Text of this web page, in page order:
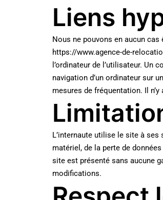
Liens
Nous ne pouvons en aucun
https://www.agence-de-
l’ordinateur de l’utilisateur.
navigation d’un ordinateur sur
mesures de fréquentation. Il
L’internaute utilise le site à
matériel, de la perte de
site est présenté sans aucune
modifications.